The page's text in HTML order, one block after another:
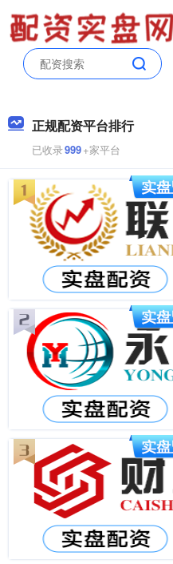
正规配资平台排行
已收录999+家平台